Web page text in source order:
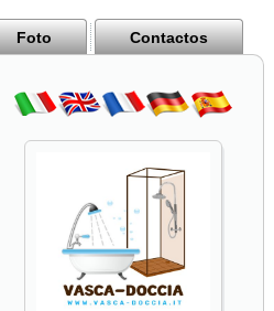
Foto Contactos